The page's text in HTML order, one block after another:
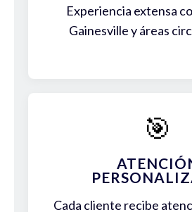
Experiencia extensa
Gainesville y áreas
🎯
Cada cliente recibe